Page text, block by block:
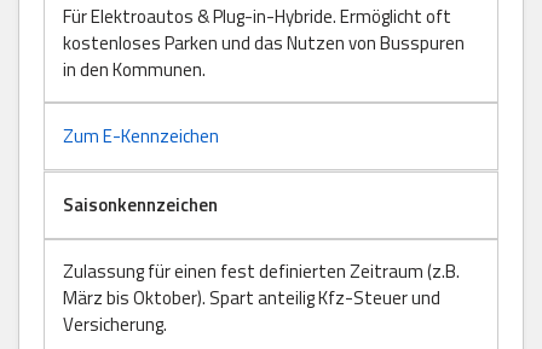
Für Elektroautos & Plug-in-Hybride. Ermöglicht oft
kostenloses Parken und das Nutzen von Busspuren
in den Kommunen.
Zum E-Kennzeichen
Saisonkennzeichen
Zulassung für einen fest definierten Zeitraum (z.B.
März bis Oktober). Spart anteilig Kfz-Steuer und
Versicherung.